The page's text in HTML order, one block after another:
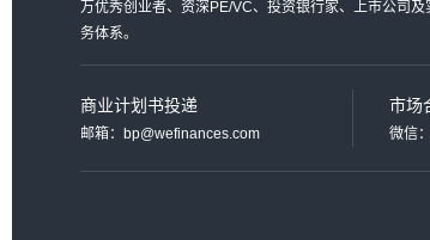
万优秀创业者、资深PE/VC、投资银行家、上市公司
务体系。
商业计划书投递
邮箱：bp@wefinances.com
市场
微信